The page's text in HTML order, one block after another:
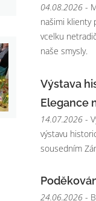
04.08.2026 -
našimi klienty
vcelku
naše smysly.
Výstava
Elegance
14.07.2026 -
výstavu
sousedním
24.06.2026 -